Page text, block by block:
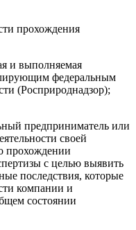
прохождения
и выполняемая
федеральным
(Росприроднадзор);
предприниматель или
своей
прохождении
с целью выявить
последствия, которые
компании и
состоянии